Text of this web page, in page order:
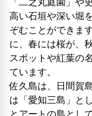
高い石垣や深い堀
ぞむことができま
に、春には桜が、
スポットや紅葉の
ています。
佐久島は、日間賀
は「愛知三島」と
とアートの島とし